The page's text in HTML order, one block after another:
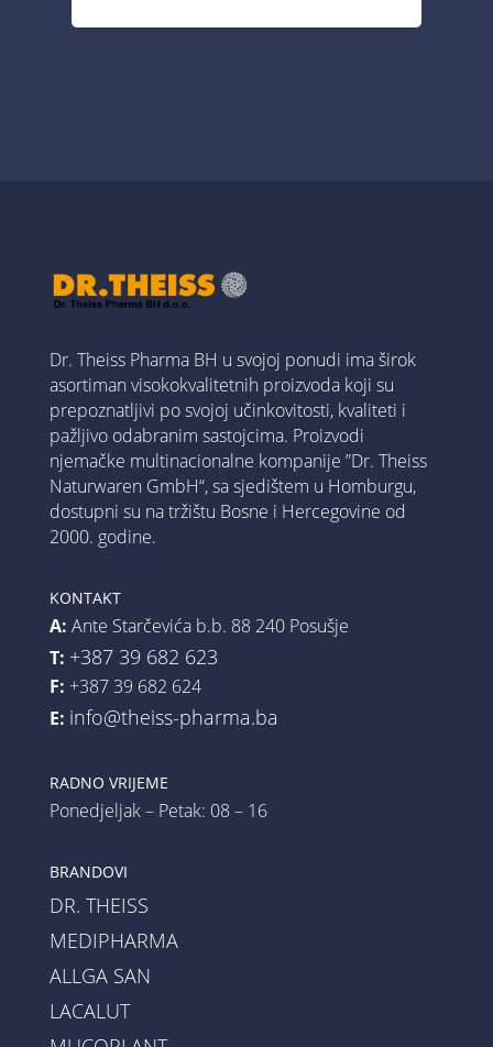
Dr. Theiss Pharma BH u svojoj ponudi ima širok
asortiman visokokvalitetnih proizvoda koji su
prepoznatljivi po svojoj učinkovitosti, kvaliteti i
pažljivo odabranim sastojcima. Proizvodi
njemačke multinacionalne kompanije ”Dr. Theiss
Naturwaren GmbH“, sa sjedištem u Homburgu,
dostupni su na tržištu Bosne i Hercegovine od
2000. godine.
KONTAKT
A: Ante Starčevića b.b. 88 240 Posušje
T: +387 39 682 623
F: +387 39 682 624
E: info@theiss-pharma.ba
RADNO VRIJEME
Ponedjeljak – Petak: 08 – 16
BRANDOVI
DR. THEISS
MEDIPHARMA
ALLGA SAN
LACALUT